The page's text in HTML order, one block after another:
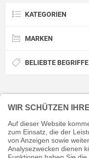
KATEGORIEN
MARKEN
BELIEBTE BEGRIFFE